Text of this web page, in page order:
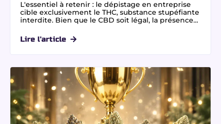
L'essentiel à retenir : le dépistage en entreprise
cible exclusivement le THC, substance stupéfiante
interdite. Bien que le CBD soit légal, la présence
test positif sanctionnable. Choisir des fleurs CBD
sans THC et résines certifiées 0,0% THC en
aucun seuil d'imprégnation lors des contrôles.
Lire l'article